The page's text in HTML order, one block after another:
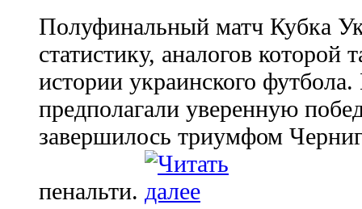
Полуфинальный матч Кубка
статистику, аналогов
истории украинского
предполагали уверенную
завершилось триумфом
пенальти.